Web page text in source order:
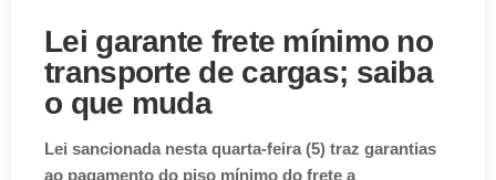
Lei garante frete mínimo no
transporte de cargas; saiba
o que muda
Lei sancionada nesta quarta-feira (5) traz garantias
ao pagamento do piso mínimo do frete a